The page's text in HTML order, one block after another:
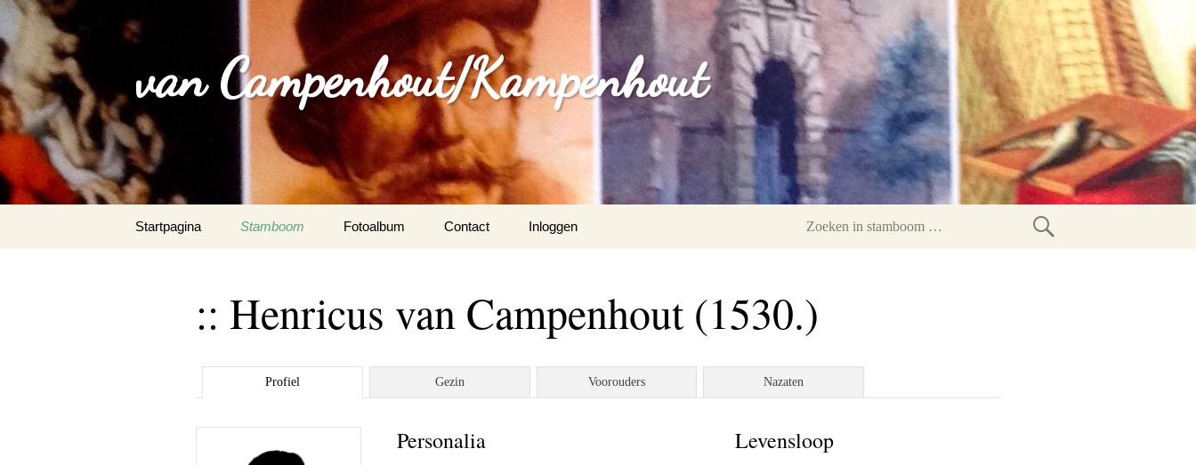
van Campenhout/Kampenhout
naar
Startpagina Stamboom Fotoalbum Contact
Inloggen
Zoeken
:: Henricus van Campenhout (1530.)
Profiel Gezin Voorouders Nazaten
Personalia Levensloop